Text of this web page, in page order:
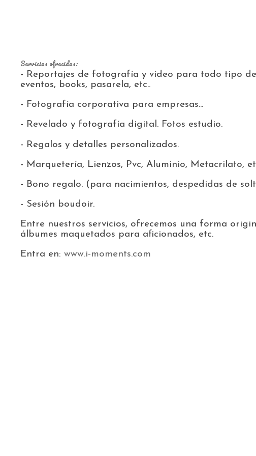
Servicios ofrecidos:
- Reportajes de fotografía y vídeo para todo tipo de
eventos, books, pasarela, etc..
- Fotografía corporativa para empresas...
- Revelado y fotografía digital. Fotos estudio.
- Regalos y detalles personalizados.
- Marquetería, Lienzos, Pvc, Aluminio, Metacrilato,
- Bono regalo. (para nacimientos, despedidas de
- Sesión boudoir.
Entre nuestros servicios, ofrecemos una forma
álbumes maquetados para aficionados, etc.
Entra en: www.i-moments.com